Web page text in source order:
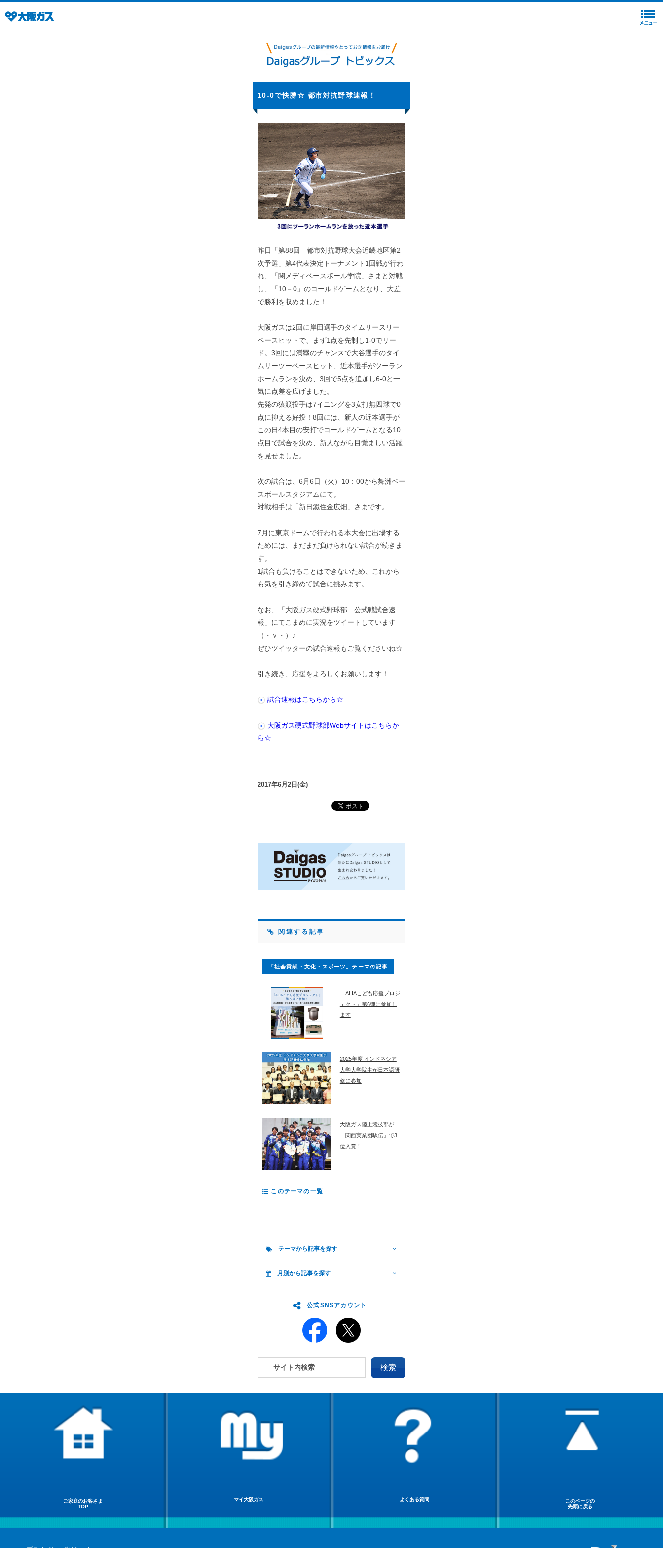
10‐0で快勝☆ 都市対抗野球速報！
昨日「第88回 都市対抗野球大会近畿地区第2
次予選」第4代表決定トーナメント1回戦が行わ
れ、「関メディベースボール学院」さまと対戦
し、「10－0」のコールドゲームとなり、大差
で勝利を収めました！
大阪ガスは2回に岸田選手のタイムリースリー
ベースヒットで、まず1点を先制し1-0でリー
ド。3回には満塁のチャンスで大谷選手のタイ
ムリーツーベースヒット、近本選手がツーラン
ホームランを決め、3回で5点を追加し6-0と一
気に点差を広げました。
先発の猿渡投手は7イニングを3安打無四球で0
点に抑える好投！8回には、新人の近本選手が
この日4本目の安打でコールドゲームとなる10
点目で試合を決め、新人ながら目覚ましい活躍
を見せました。
次の試合は、6月6日（火）10：00から舞洲ベー
スボールスタジアムにて。
対戦相手は「新日鐵住金広畑」さまです。
7月に東京ドームで行われる本大会に出場する
ためには、まだまだ負けられない試合が続きま
す。
1試合も負けることはできないため、これから
も気を引き締めて試合に挑みます。
なお、「大阪ガス硬式野球部 公式戦試合速
報」にてこまめに実況をツイートしています
（・ｖ・）♪
ぜひツイッターの試合速報もご覧くださいね☆
引き続き、応援をよろしくお願いします！
試合速報はこちらから☆
大阪ガス硬式野球部Webサイトはこちらか
ら☆
2017年6月2日(金)
関連する記事
「社会貢献・文化・スポーツ」テーマの記事
「ALIAこども応援プロジ
ェクト」第6弾に参加し
ます
2025年度 インドネシア
大学大学院生が日本語研
修に参加
大阪ガス陸上競技部が
「関西実業団駅伝」で3
位入賞！
このテーマの一覧
テーマから記事を探す
月別から記事を探す
公式SNSアカウント
ご家庭のお客さま
TOP
マイ大阪ガス よくある質問
このページの
先頭に戻る